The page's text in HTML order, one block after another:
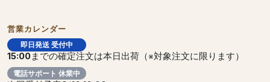
営業カレンダー
即日発送 受付中
15:00までの確定注文は本日出荷（※対象注文に限ります）
電話サポート 休業中